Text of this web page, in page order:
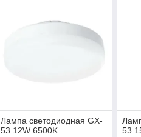
Лампа светодиодная GX-
53 12W 6500K
53